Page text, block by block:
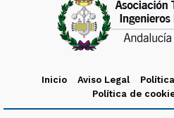
Inicio Aviso Legal
Política de